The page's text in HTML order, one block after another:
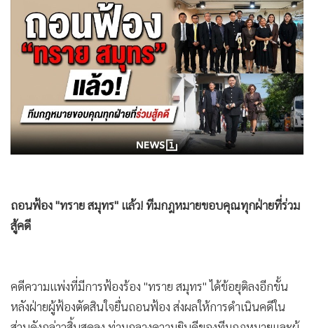
CbizReview
Cyber BIZ
ผู้จัดกวน
Good health & Well-being
Green Innovation & SD
• Management & HR
• MGR Live
• ท่องเที่ยว
• กีฬา
Special Scoop
• เศรษฐกิจ-ธุรกิจ
ถอนฟ้อง "ทราย สมุทร" แล้ว! ทีมกฎหมายขอบคุณทุกฝ่ายที่ร่วม
สู้คดี
คดีความแพ่งที่มีการฟ้องร้อง "ทราย สมุทร" ได้ข้อยุติลงอีกขั้น
หลังฝ่ายผู้ฟ้องตัดสินใจยื่นถอนฟ้อง ส่งผลให้การดำเนินคดีใน
ส่วนดังกล่าวสิ้นสุดลง ท่ามกลางความยินดีของทีมกฎหมายและผู้